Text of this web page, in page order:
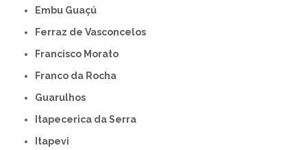
Embu Guaçú
Ferraz de Vasconcelos
Francisco Morato
Franco da Rocha
Guarulhos
Itapecerica da Serra
Itapevi